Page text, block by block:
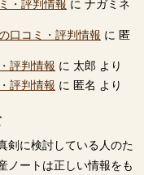
・評判情報 に ナガミネ
口コミ・評判情報 に 匿
評判情報 に 太郎 より
評判情報 に 匿名 より
剣に検討している人のた
ノートは正しい情報をも